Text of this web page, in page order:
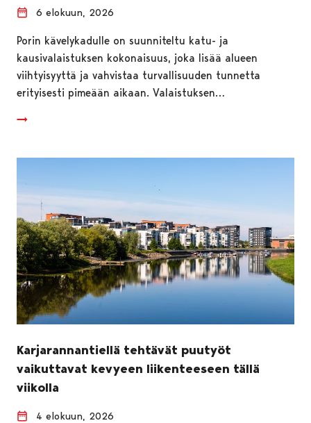
6 elokuun, 2026
Porin kävelykadulle on suunniteltu katu- ja
kausivalaistuksen kokonaisuus, joka lisää alueen
viihtyisyyttä ja vahvistaa turvallisuuden tunnetta
erityisesti pimeään aikaan. Valaistuksen…
Karjarannantiellä tehtävät puutyöt
vaikuttavat kevyeen liikenteeseen tällä
viikolla
4 elokuun, 2026